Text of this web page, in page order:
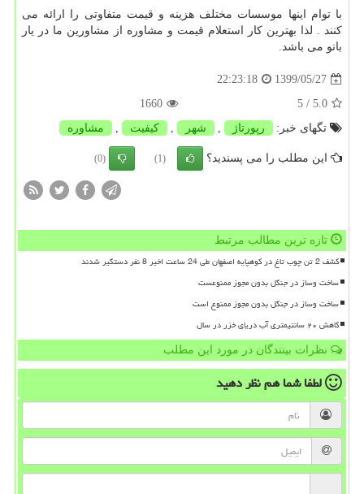
با توام اینها موسسات مختلف هزینه و قیمت متفاوتی را ارائه می
کنند . لذا بهترین کار استعلام قیمت و مشاوره از مشاورین ما در یار
بانو می باشد.
1399/05/27
22:23:18
5.0
/ 5
1660
تگهای خبر:
رپورتاژ , شهر , كیفیت , مشاوره
این مطلب را می پسندید؟ (1)
(0)
تازه ترین مطالب مرتبط
کشف 2 تن چوب تاغ در کوهپایه اصفهان طی 24 ساعت اخیر 8 نفر دستگیر شدند
ساخت وساز در جنگل بدون مجوز ممنوعست
ساخت وساز در جنگل بدون مجوز ممنوع است
کاهش ۲۰ سانتیمتری آب دریای خزر در سال
نظرات بینندگان در مورد این مطلب
لطفا شما همنظر دهید